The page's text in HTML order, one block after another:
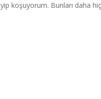
koşuyorum. Bunları daha